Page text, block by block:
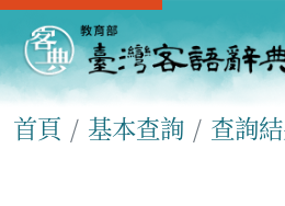
首頁 基本查詢 查詢